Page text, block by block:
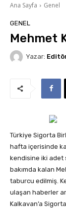
Ana Sayfa Genel
GENEL
Mehmet
Yazar:
Türkiye Sigorta
hafta içerisinde
kendisine iki adet
bakımda kalan
taburcu edilmiş.
ulaşan haberler
Kalkavan’a